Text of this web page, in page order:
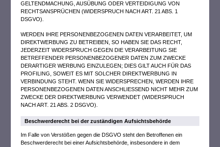
GELTENDMACHUNG, AUSÜBUNG ODER VERTEIDIGUNG VON
RECHTSANSPRÜCHEN (WIDERSPRUCH NACH ART. 21 ABS. 1
DSGVO).
WERDEN IHRE PERSONENBEZOGENEN DATEN VERARBEITET, UM
DIREKTWERBUNG ZU BETREIBEN, SO HABEN SIE DAS RECHT,
JEDERZEIT WIDERSPRUCH GEGEN DIE VERARBEITUNG SIE
BETREFFENDER PERSONENBEZOGENER DATEN ZUM ZWECKE
DERARTIGER WERBUNG EINZULEGEN; DIES GILT AUCH FÜR DAS
PROFILING, SOWEIT ES MIT SOLCHER DIREKTWERBUNG IN
VERBINDUNG STEHT. WENN SIE WIDERSPRECHEN, WERDEN IHRE
PERSONENBEZOGENEN DATEN ANSCHLIESSEND NICHT MEHR ZUM
ZWECKE DER DIREKTWERBUNG VERWENDET (WIDERSPRUCH
NACH ART. 21 ABS. 2 DSGVO).
Beschwerde­recht bei der zuständigen Aufsichts­behörde
Im Falle von Verstößen gegen die DSGVO steht den Betroffenen ein
Beschwerderecht bei einer Aufsichtsbehörde, insbesondere in dem